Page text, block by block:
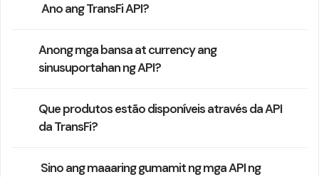
Ano ang TransFi API?
Anong mga bansa at currency ang
sinusuportahan ng API?
Que produtos estão disponíveis através da API
da TransFi?
Sino ang maaaring gumamit ng mga API ng